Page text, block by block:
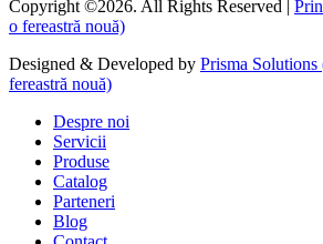
Copyright ©2026. All Rights Reserved |
o fereastră nouă)
Designed & Developed by Prisma Solutions
fereastră nouă)
Despre noi
Servicii
Produse
Catalog
Parteneri
Blog